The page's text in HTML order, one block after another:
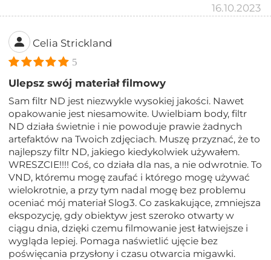
16.10.2023
Celia Strickland
5
Ulepsz swój materiał filmowy
Sam filtr ND jest niezwykle wysokiej jakości. Nawet
opakowanie jest niesamowite. Uwielbiam body, filtr
ND działa świetnie i nie powoduje prawie żadnych
artefaktów na Twoich zdjęciach. Muszę przyznać, że to
najlepszy filtr ND, jakiego kiedykolwiek używałem.
WRESZCIE!!!! Coś, co działa dla nas, a nie odwrotnie. To
VND, któremu mogę zaufać i którego mogę używać
wielokrotnie, a przy tym nadal mogę bez problemu
oceniać mój materiał Slog3. Co zaskakujące, zmniejsza
ekspozycję, gdy obiektyw jest szeroko otwarty w
ciągu dnia, dzięki czemu filmowanie jest łatwiejsze i
wygląda lepiej. Pomaga naświetlić ujęcie bez
poświęcania przysłony i czasu otwarcia migawki.